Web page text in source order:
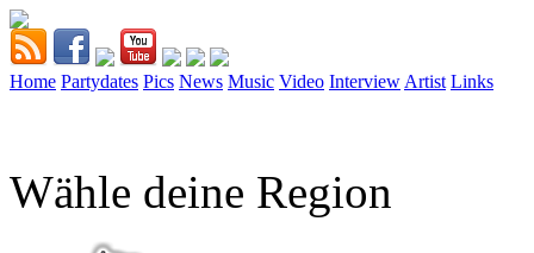
Home Partydates Pics News Music Video Interview Artist Links
Wähle deine Region